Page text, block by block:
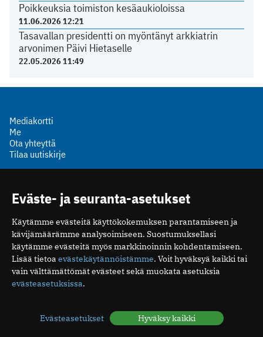
Poikkeuksia toimiston kesäaukioloissa
11.06.2026 12:21
Tasavallan presidentti on myöntänyt arkkiatrin
arvonimen Päivi Hietaselle
22.05.2026 11:49
Mediakortti
Me
Ota yhteyttä
Tilaa uutiskirje
Suomen Lääkäriliitto
Mäkelänkatu 2, PL 49
00510 Helsinki
puh. (09) 393 091
toimitus@potilaanlaakarilehti.fi
Eväste- ja seuranta-asetukset
Käytämme evästeitä käyttökokemuksen parantamiseen ja
kävijämäärämme analysoimiseen. Suostumuksellasi
käytämme evästeitä myös markkinoinnin kohdentamiseen.
Lisää tietoa evästekäytännöistämme. Voit hyväksyä kaikki tai
vain välttämättömät evästeet sekä muokata asetuksia
evästeasetuksissa.
Evästeasetukset Hyväksy kaikki